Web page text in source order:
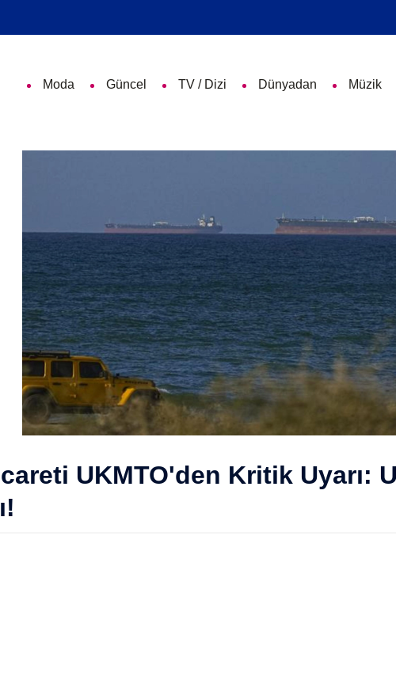
Moda Güncel TV / Dizi Dünyadan Müzik
UKMTO'den Kritik Uyarı: